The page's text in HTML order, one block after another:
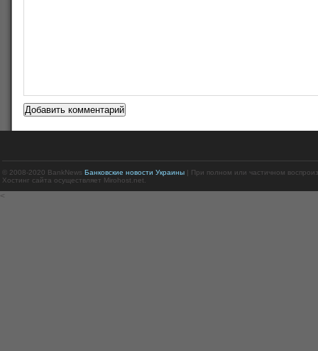
© 2008-2020 BankNews Банковские новости Украины| При полном или частичном
Хостинг сайта осуществляет Mirohost.net.
<